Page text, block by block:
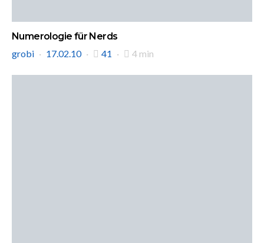
Numerologie für Nerds
grobi
17.02.10 41 4 min